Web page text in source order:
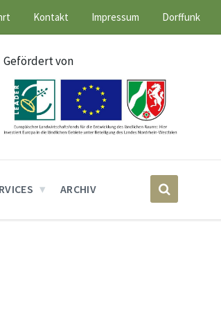
Kontakt Impressum Dorffunk
Gefördert von
ARCHIV